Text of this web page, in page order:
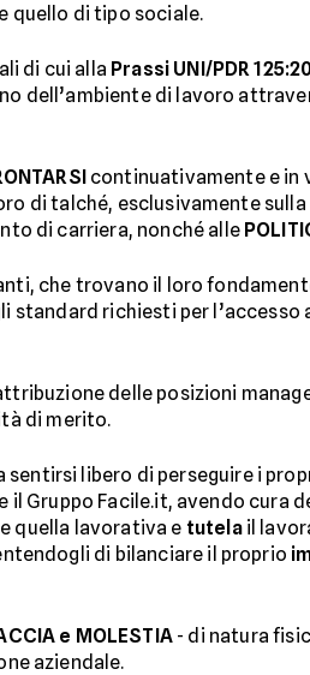
quello di tipo sociale.
di cui alla Prassi UNI/PDR
dell’ambiente di lavoro
continuativamente e in
di talché, esclusivamente
di carriera, nonché alle
che trovano il loro
standard richiesti per
delle posizioni
di merito.
libero di perseguire i
Gruppo Facile.it, avendo cura
quella lavorativa e tutelail
di bilanciare il proprio
e MOLESTIA- di natura
aziendale.